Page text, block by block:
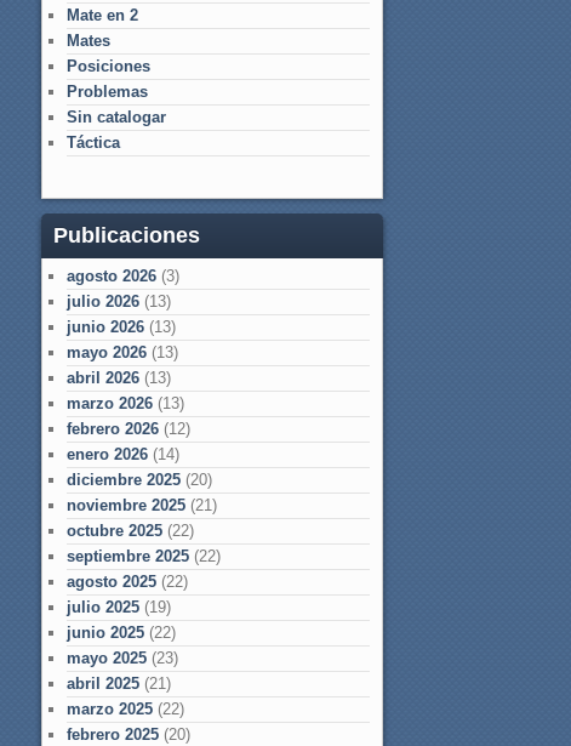
Mate en 2
Mates
Posiciones
Problemas
Sin catalogar
Táctica
Publicaciones
agosto 2026 (3)
julio 2026 (13)
junio 2026 (13)
mayo 2026 (13)
abril 2026 (13)
marzo 2026 (13)
febrero 2026 (12)
enero 2026 (14)
diciembre 2025 (20)
noviembre 2025 (21)
octubre 2025 (22)
septiembre 2025 (22)
agosto 2025 (22)
julio 2025 (19)
junio 2025 (22)
mayo 2025 (23)
abril 2025 (21)
marzo 2025 (22)
febrero 2025 (20)